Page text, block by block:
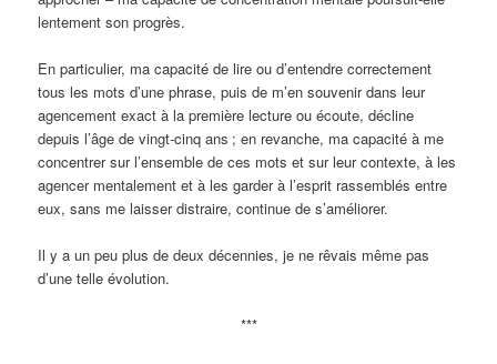
lentement son progrès.
En particulier, ma capacité de lire ou d’entendre correctement
tous les mots d’une phrase, puis de m’en souvenir dans leur
agencement exact à la première lecture ou écoute, décline
depuis l’âge de vingt-cinq ans ; en revanche, ma capacité à me
concentrer sur l’ensemble de ces mots et sur leur contexte, à les
agencer mentalement et à les garder à l’esprit rassemblés entre
eux, sans me laisser distraire, continue de s’améliorer.
Il y a un peu plus de deux décennies, je ne rêvais même pas
d’une telle évolution.
***